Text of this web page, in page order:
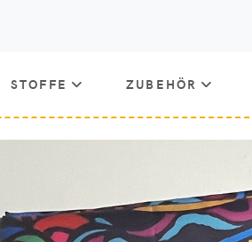
STOFFE ZUBEHÖR